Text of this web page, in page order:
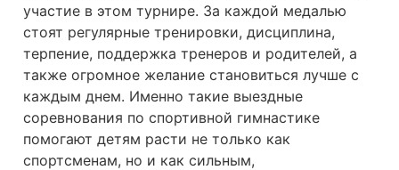
участие в этом турнире. За каждой медалью
стоят регулярные тренировки, дисциплина,
терпение, поддержка тренеров и родителей, а
также огромное желание становиться лучше с
каждым днем. Именно такие выездные
соревнования по спортивной гимнастике
помогают детям расти не только как
спортсменам, но и как сильным,